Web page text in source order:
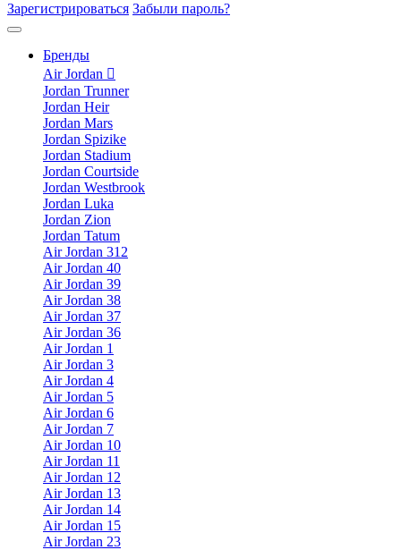
Зарегистрироваться Забыли пароль?
Бренды
Air Jordan
Jordan Trunner
Jordan Heir
Jordan Mars
Jordan Spizike
Jordan Stadium
Jordan Courtside
Jordan Westbrook
Jordan Luka
Jordan Zion
Jordan Tatum
Air Jordan 312
Air Jordan 40
Air Jordan 39
Air Jordan 38
Air Jordan 37
Air Jordan 36
Air Jordan 1
Air Jordan 3
Air Jordan 4
Air Jordan 5
Air Jordan 6
Air Jordan 7
Air Jordan 10
Air Jordan 11
Air Jordan 12
Air Jordan 13
Air Jordan 14
Air Jordan 15
Air Jordan 23